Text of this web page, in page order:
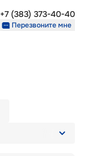
+7 (383) 373-40-40
Перезвоните мне